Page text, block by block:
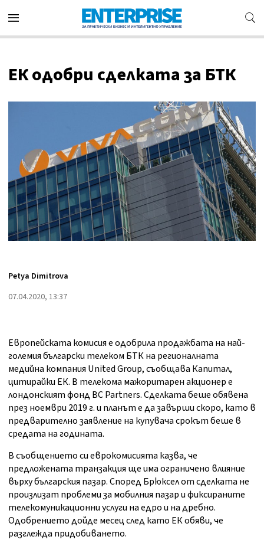
ЕК одобри сделката за БТК
Petya Dimitrova
07.04.2020, 13:37
Европейската комисия е одобрила продажбата на най-
големия български телеком БТК на регионалната
медийна компания United Group, съобщава Капитал,
цитирайки ЕК. В телекома мажоритарен акционер е
лондонският фонд BC Partners. Сделката беше обявена
през ноември 2019 г. и планът е да завърши скоро, като в
предварително заявление на купувача срокът беше в
средата на годината.
В съобщението си еврокомисията казва, че
предложената транзакция ще има ограничено влияние
върху българския пазар. Според Брюксел от сделката не
произлизат проблеми за мобилния пазар и фиксираните
телекомуникационни услуги на едро и на дребно.
Одобрението дойде месец след като EК обяви, че
разглежда придобиването.